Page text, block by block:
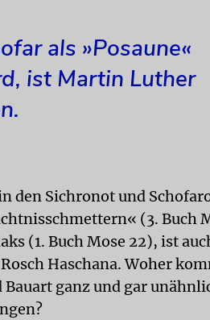
als »Posaune«
ist Martin Luther
den Sichronot und
(3. Buch
(1. Buch Mose 22), ist
Haschana. Woher
ganz und gar